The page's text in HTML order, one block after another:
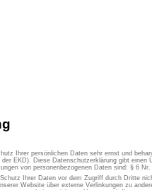
Ihrer persönlichen Daten sehr ernst und
EKD). Diese Datenschutzerklärung gibt
von personenbezogenen Daten sind: § 6
Ihrer Daten vor dem Zugriff durch Dritte
Website über externe Verlinkungen zu